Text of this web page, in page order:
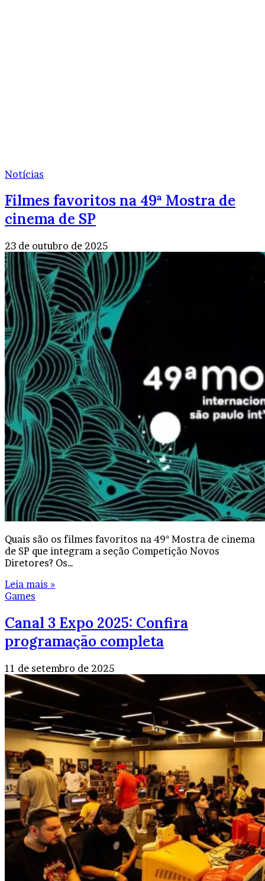
Notícias
Filmes favoritos na 49ª Mostra de
cinema de SP
23 de outubro de 2025
Quais são os filmes favoritos na 49ª Mostra de cinema
de SP que integram a seção Competição Novos
Diretores? Os…
Leia mais »
Games
Canal 3 Expo 2025: Confira
programação completa
11 de setembro de 2025